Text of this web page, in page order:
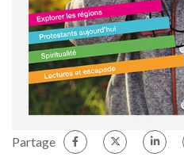
Partage